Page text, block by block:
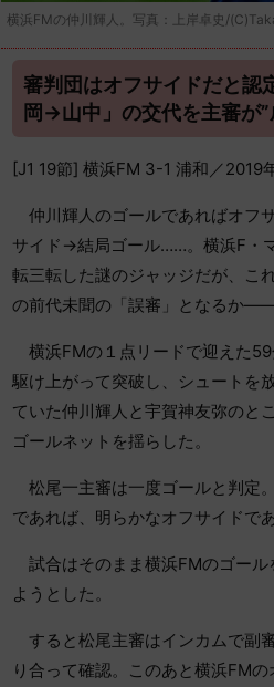
横浜FMの仲川輝人。写真：上岸卓史/
審判団はオフサイドだと認
岡→山中」の交代を主審が”
[J1 19節] 横浜FM 3-1 浦和／2019
仲川輝人のゴールであればオ
サイド→結局ゴール……。横浜F・
転三転した謎のジャッジだが、こ
の前代未聞の「誤審」となるか――
横浜FMの１点リードで迎えた
駆け上がって突破し、シュートを
ていた仲川輝人と宇賀神友弥のと
ゴールネットを揺らした。
松尾一主審は一度ゴールと判定
であれば、明らかなオフサイドであ
試合はそのまま横浜FMのゴール
ようとした。
すると松尾主審はインカムで副
り合って確認。このあと横浜FM